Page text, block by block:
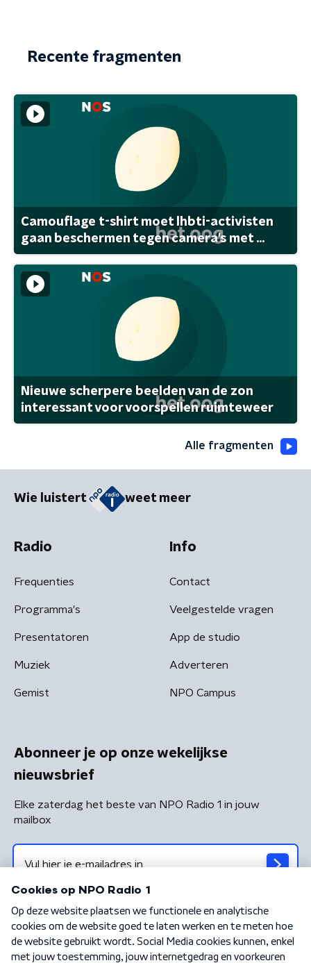
Recente fragmenten
Camouflage t-shirt moet lhbti-activisten
gaan beschermen tegen camera's met ...
Nieuwe scherpere beelden van de zon
interessant voor voorspellen ruimteweer
Alle fragmenten
Wie luistert weet meer
Radio
Frequenties
Programma's
Presentatoren
Muziek
Gemist
Info
Contact
Veelgestelde vragen
App de studio
Adverteren
NPO Campus
Abonneer je op onze wekelijkse
nieuwsbrief
Elke zaterdag het beste van NPO Radio 1 in jouw
mailbox
Algemene voorwaarden